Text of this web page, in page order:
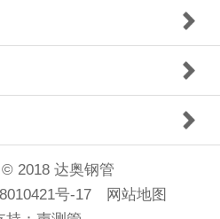
2018 达奥钢管
号-17
网站地图